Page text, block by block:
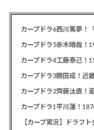
カープドラ4工藤泰己！
カープドラ2齊藤汰直！
【カープ実況】ドラフ